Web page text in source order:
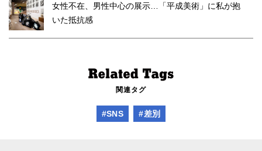
女性不在、男性中心の展示…「平成美術」に私が抱
いた抵抗感
関連タグ
#SNS #差別